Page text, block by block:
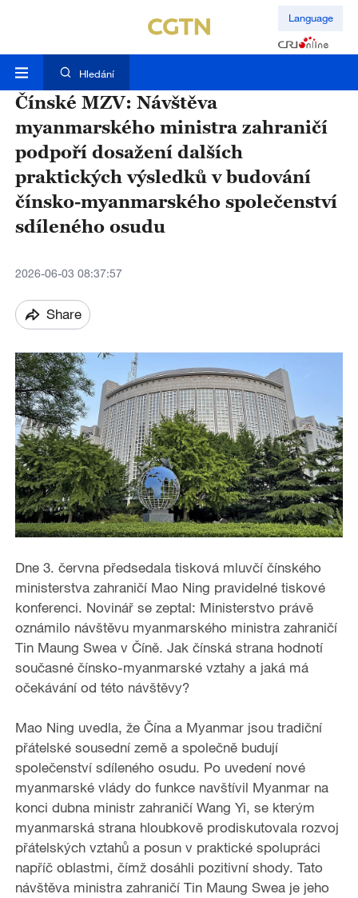
Language
Hledání
Čínské MZV: Návštěva
myanmarského ministra zahraničí
podpoří dosažení dalších
praktických výsledků v budování
čínsko-myanmarského společenství
sdíleného osudu
2026-06-03 08:37:57
Share
Dne 3. června předsedala tisková mluvčí čínského
ministerstva zahraničí Mao Ning pravidelné tiskové
konferenci. Novinář se zeptal: Ministerstvo právě
oznámilo návštěvu myanmarského ministra zahraničí
Tin Maung Swea v Číně. Jak čínská strana hodnotí
současné čínsko-myanmarské vztahy a jaká má
očekávání od této návštěvy?
Mao Ning uvedla, že Čína a Myanmar jsou tradiční
přátelské sousední země a společně budují
společenství sdíleného osudu. Po uvedení nové
myanmarské vlády do funkce navštívil Myanmar na
konci dubna ministr zahraničí Wang Yi, se kterým
myanmarská strana hloubkově prodiskutovala rozvoj
přátelských vztahů a posun v praktické spolupráci
napříč oblastmi, čímž dosáhli pozitivní shody. Tato
návštěva ministra zahraničí Tin Maung Swea je jeho